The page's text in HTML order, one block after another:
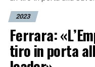
2023
Ferrara:
tiro in porta